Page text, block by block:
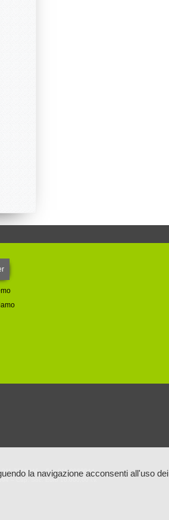
la navigazione acconsenti all'uso
– Fax 011.0960044
– Cap. Soc. Euro 10.000,00 i.v.